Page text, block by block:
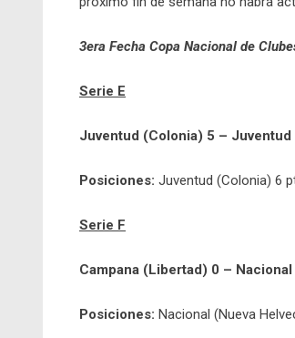
3era Fecha Copa Nacional de
Serie E
Juventud (Colonia) 5 –
Posiciones: Juventud (Colonia) 6
Serie F
Campana (Libertad) 0 –
Posiciones: Nacional (Nueva